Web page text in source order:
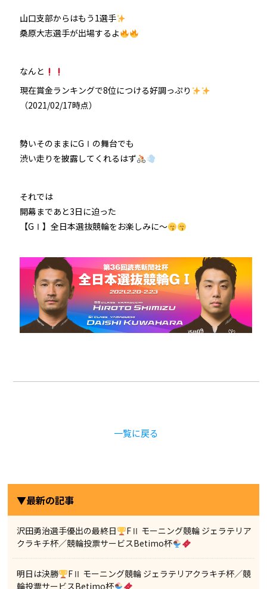
▼最新の記事
沢田勇治選手優出の最終日
FⅡ モーニング競輪 ジェラテリア
クラキチ杯／競輪投票サービスBetimo杯
明日は決勝
FⅡ モーニング競輪 ジェラテリアクラキチ杯／競
輪投票サービスBetimo杯
山口支部からはもう1選手
桑原大志選手が出場するよ
なんと
現在賞金ランキングで8位につける好調っぷり
（2021/02/17時点）
勢いそのままにGⅠの舞台でも
渋い走りを披露してくれるはず
それでは
開幕まであと3日に迫った
【GⅠ】全日本選抜競輪をお楽しみに～
一覧に戻る